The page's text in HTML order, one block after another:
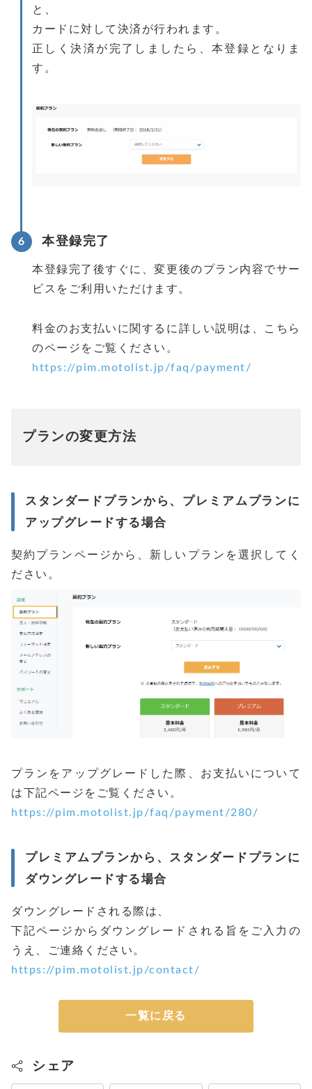
と、
カードに対して決済が行われます。
正しく決済が完了しましたら、本登録となりま
す。
本登録完了
本登録完了後すぐに、変更後のプラン内容でサー
ビスをご利用いただけます。
料金のお支払いに関するに詳しい説明は、こちら
のページをご覧ください。
https://pim.motolist.jp/faq/payment/
プランの変更方法
スタンダードプランから、プレミアムプランに
アップグレードする場合
契約プランページから、新しいプランを選択してく
ださい。
プランをアップグレードした際、お支払いについて
は下記ページをご覧ください。
https://pim.motolist.jp/faq/payment/280/
プレミアムプランから、スタンダードプランに
ダウングレードする場合
ダウングレードされる際は、
下記ページからダウングレードされる旨をご入力の
うえ、ご連絡ください。
https://pim.motolist.jp/contact/
一覧に戻る
シェア